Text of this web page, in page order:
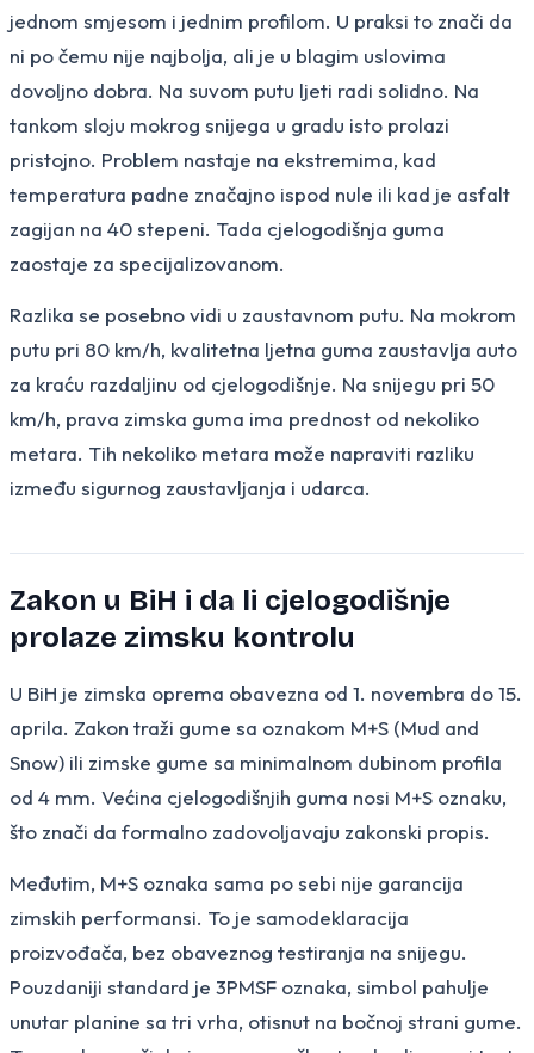
jednom smjesom i jednim profilom. U praksi to znači da
ni po čemu nije najbolja, ali je u blagim uslovima
dovoljno dobra. Na suvom putu ljeti radi solidno. Na
tankom sloju mokrog snijega u gradu isto prolazi
pristojno. Problem nastaje na ekstremima, kad
temperatura padne značajno ispod nule ili kad je asfalt
zagijan na 40 stepeni. Tada cjelogodišnja guma
zaostaje za specijalizovanom.
Razlika se posebno vidi u zaustavnom putu. Na mokrom
putu pri 80 km/h, kvalitetna ljetna guma zaustavlja auto
za kraću razdaljinu od cjelogodišnje. Na snijegu pri 50
km/h, prava zimska guma ima prednost od nekoliko
metara. Tih nekoliko metara može napraviti razliku
između sigurnog zaustavljanja i udarca.
Zakon u BiH i da li cjelogodišnje
prolaze zimsku kontrolu
U BiH je zimska oprema obavezna od 1. novembra do 15.
aprila. Zakon traži gume sa oznakom M+S (Mud and
Snow) ili zimske gume sa minimalnom dubinom profila
od 4 mm. Većina cjelogodišnjih guma nosi M+S oznaku,
što znači da formalno zadovoljavaju zakonski propis.
Međutim, M+S oznaka sama po sebi nije garancija
zimskih performansi. To je samodeklaracija
proizvođača, bez obaveznog testiranja na snijegu.
Pouzdaniji standard je 3PMSF oznaka, simbol pahulje
unutar planine sa tri vrha, otisnut na bočnoj strani gume.